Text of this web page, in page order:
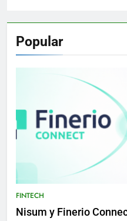
Popular
FINTECH
Nisum y Finerio